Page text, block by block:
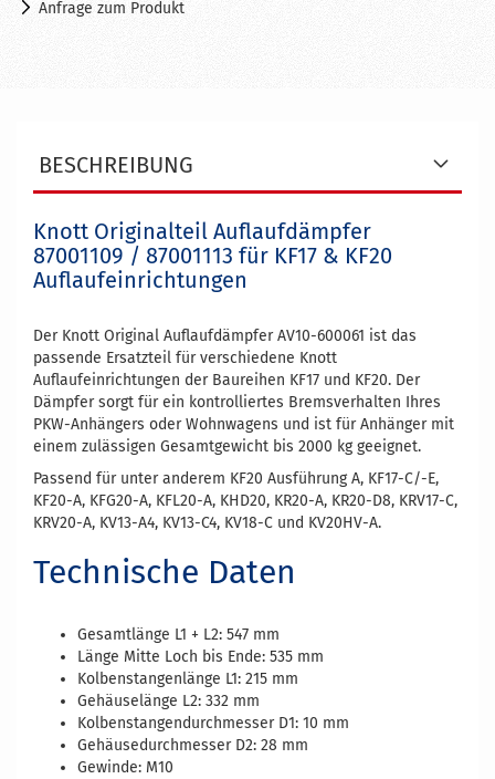
Anfrage zum Produkt
BESCHREIBUNG
Knott Originalteil Auflaufdämpfer
87001109 / 87001113 für KF17 & KF20
Auflaufeinrichtungen
Der Knott Original Auflaufdämpfer AV10-600061 ist das
passende Ersatzteil für verschiedene Knott
Auflaufeinrichtungen der Baureihen KF17 und KF20. Der
Dämpfer sorgt für ein kontrolliertes Bremsverhalten Ihres
PKW-Anhängers oder Wohnwagens und ist für Anhänger mit
einem zulässigen Gesamtgewicht bis 2000 kg geeignet.
Passend für unter anderem KF20 Ausführung A, KF17-C/-E,
KF20-A, KFG20-A, KFL20-A, KHD20, KR20-A, KR20-D8, KRV17-C,
KRV20-A, KV13-A4, KV13-C4, KV18-C und KV20HV-A.
Technische Daten
Gesamtlänge L1 + L2: 547 mm
Länge Mitte Loch bis Ende: 535 mm
Kolbenstangenlänge L1: 215 mm
Gehäuselänge L2: 332 mm
Kolbenstangendurchmesser D1: 10 mm
Gehäusedurchmesser D2: 28 mm
Gewinde: M10